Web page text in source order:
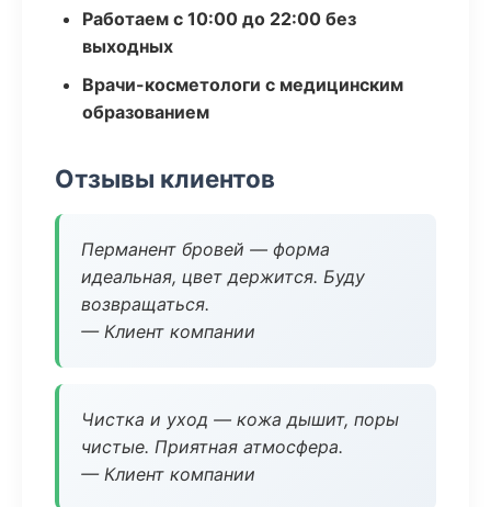
Работаем с 10:00 до 22:00 без
выходных
Врачи-косметологи с медицинским
образованием
Отзывы клиентов
Перманент бровей — форма
идеальная, цвет держится. Буду
возвращаться.
— Клиент компании
Чистка и уход — кожа дышит, поры
чистые. Приятная атмосфера.
— Клиент компании